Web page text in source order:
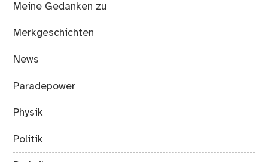
Meine Gedanken zu
Merkgeschichten
News
Paradepower
Physik
Politik